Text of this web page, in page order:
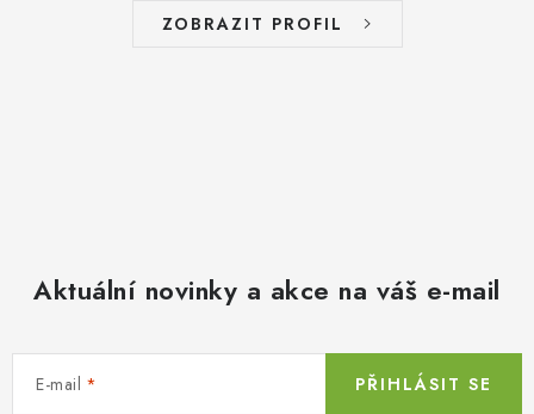
ZOBRAZIT PROFIL
Aktuální novinky a akce na váš e-mail
E-mail PŘIHLÁSIT SE